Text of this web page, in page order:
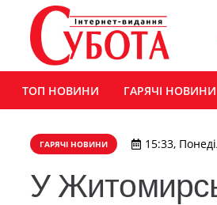
ТОП НОВИНИ ГАРЯЧІ НОВИНИ
ГАРЯЧІ НОВИНИ 15:33,
У